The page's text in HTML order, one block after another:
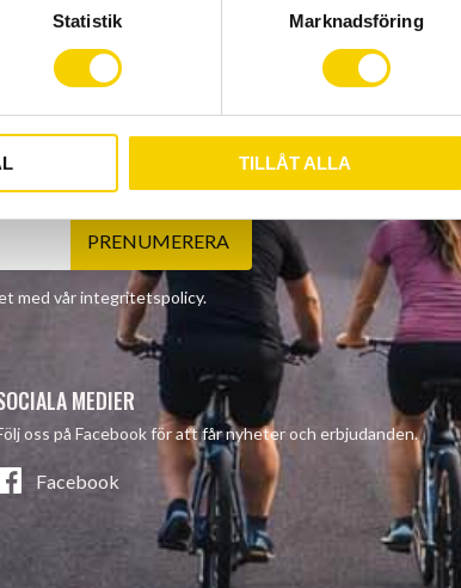
Statistik Marknadsföring
TILLÅT ALLA
PRENUMERERA
med vårintegritetspolicy.
MEDIER
oss på Facebook för att får nyheter och erbjudanden.
Facebook